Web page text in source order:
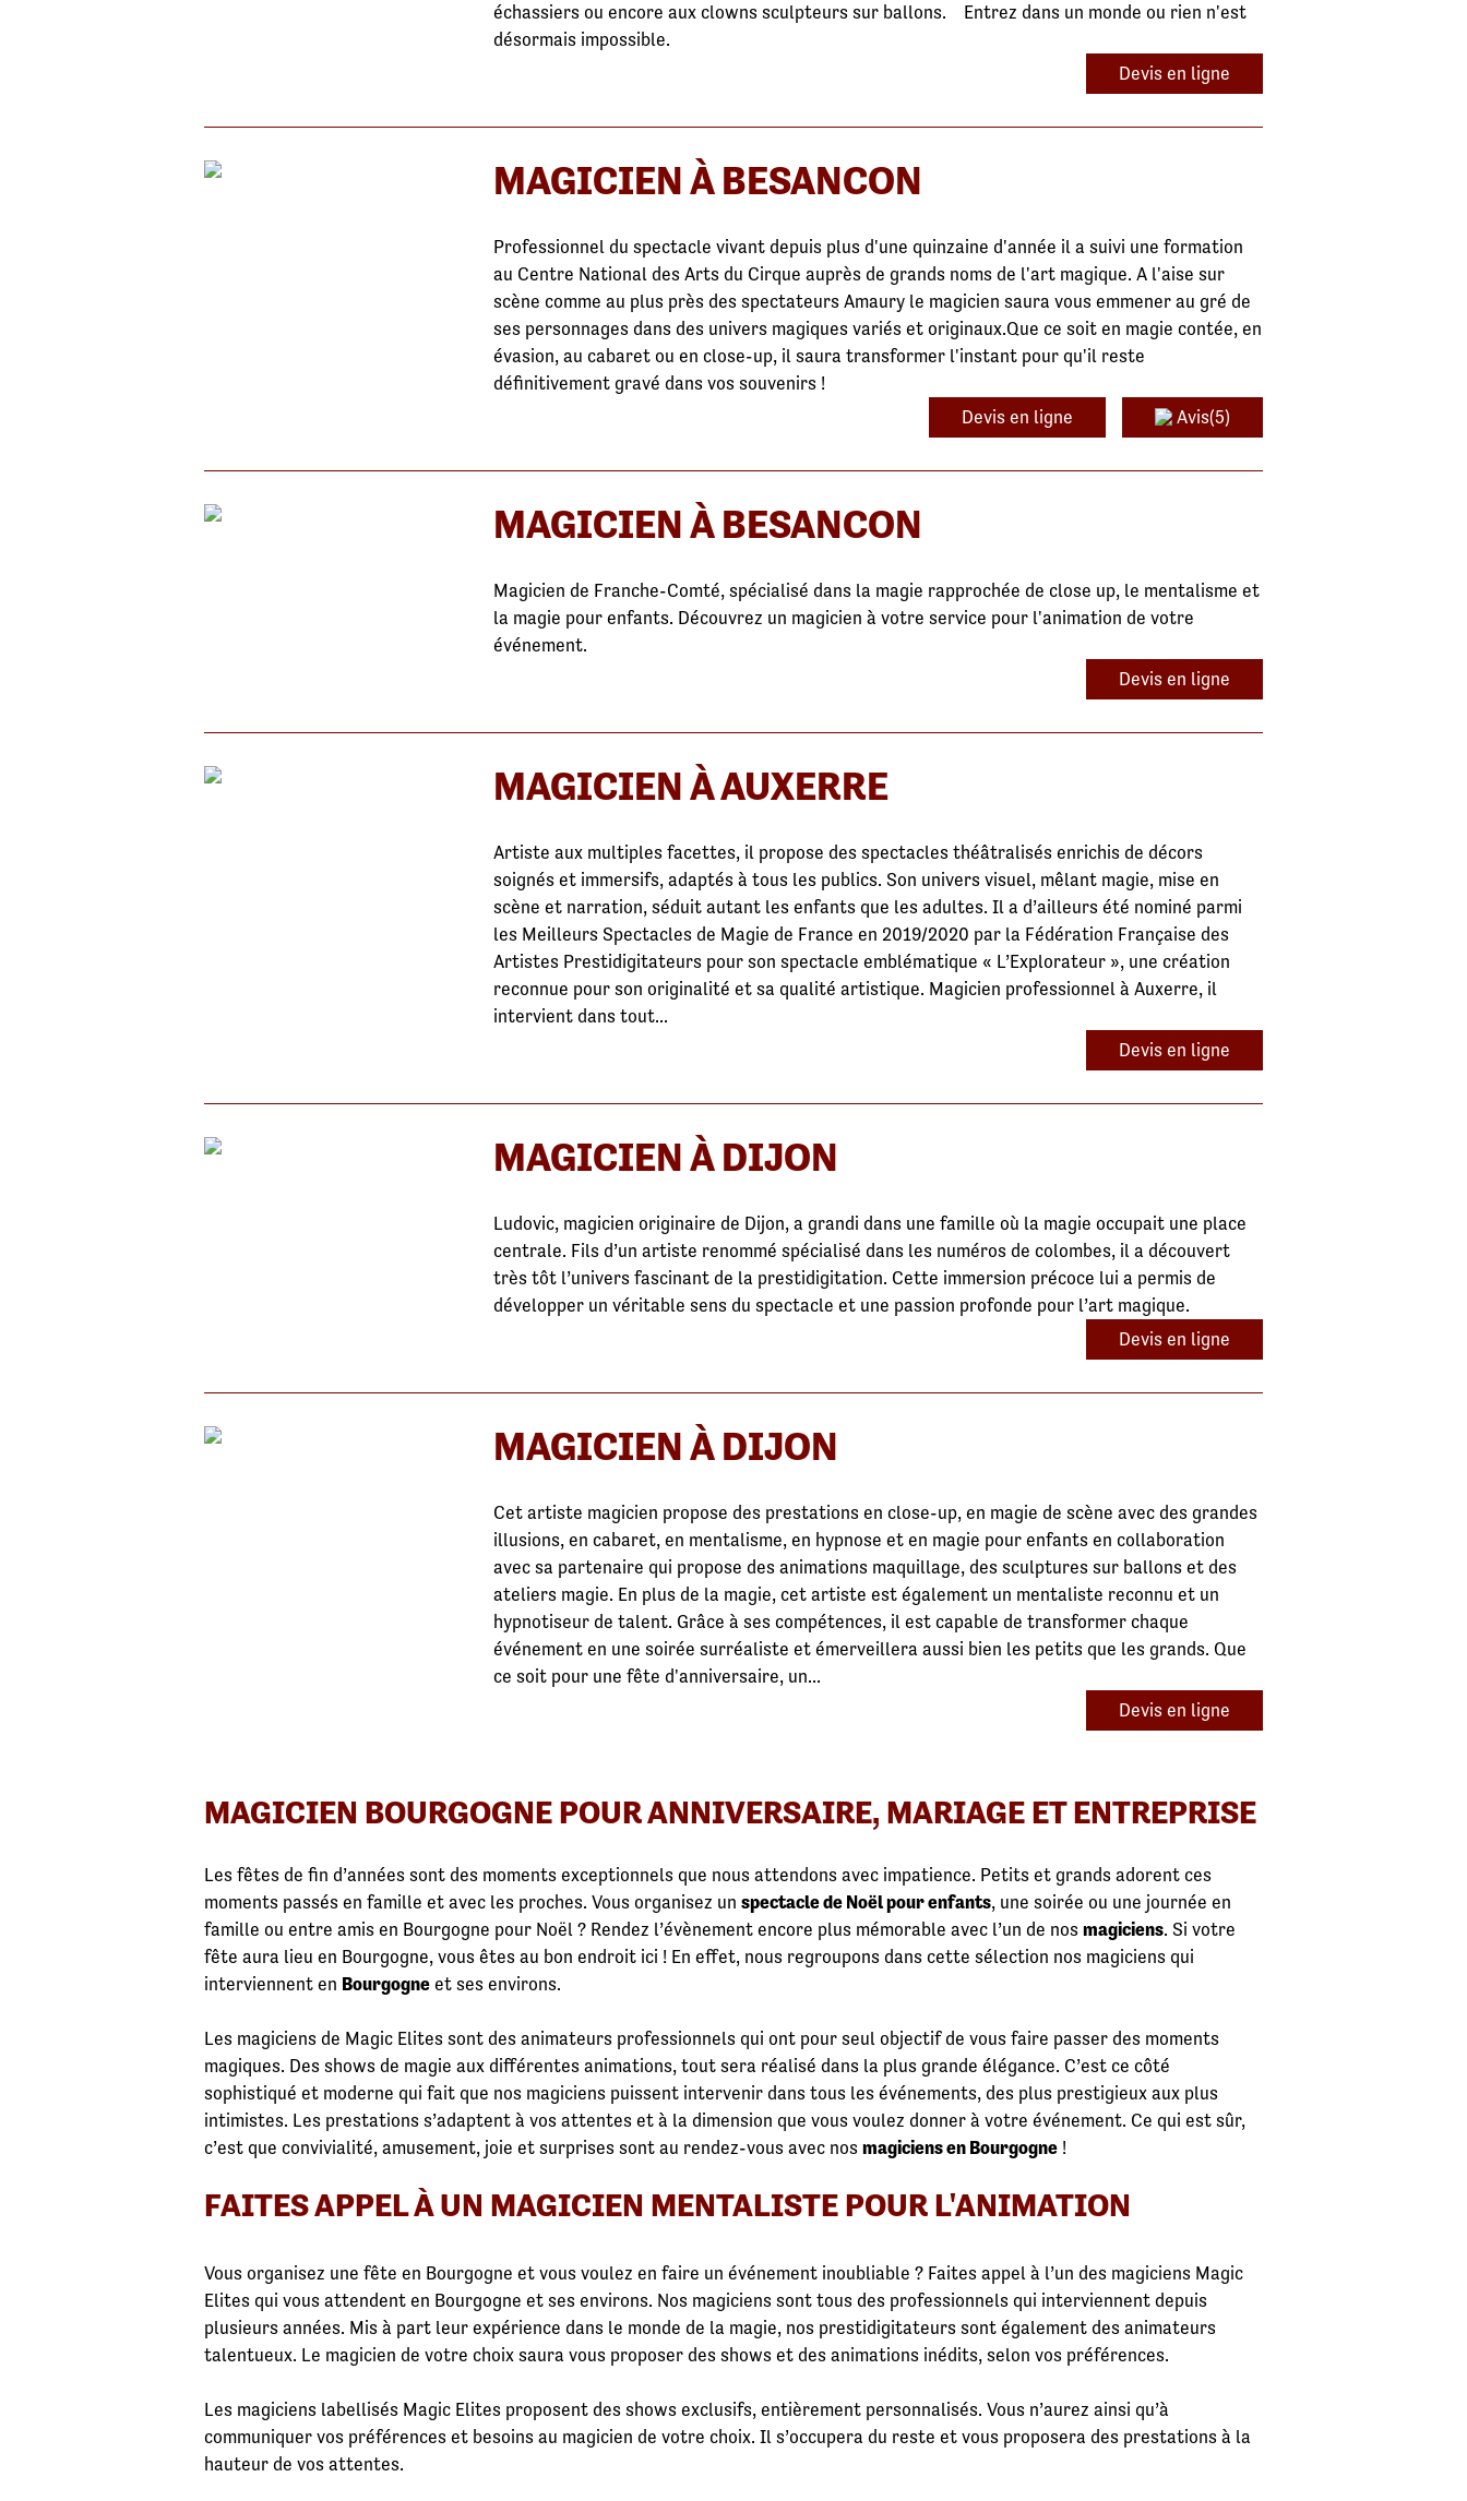
échassiers ou encore aux clowns sculpteurs sur ballons. Entrez dans un monde ou rien n'est
désormais impossible.
Devis en ligne
MAGICIEN À BESANCON
Professionnel du spectacle vivant depuis plus d'une quinzaine d'année il a suivi une formation
au Centre National des Arts du Cirque auprès de grands noms de l'art magique. A l'aise sur
scène comme au plus près des spectateurs Amaury le magicien saura vous emmener au gré de
ses personnages dans des univers magiques variés et originaux.Que ce soit en magie contée, en
évasion, au cabaret ou en close-up, il saura transformer l'instant pour qu'il reste
définitivement gravé dans vos souvenirs !
Devis en ligne
Avis(5)
MAGICIEN À BESANCON
Magicien de Franche-Comté, spécialisé dans la magie rapprochée de close up, le mentalisme et
la magie pour enfants. Découvrez un magicien à votre service pour l'animation de votre
événement.
Devis en ligne
MAGICIEN À AUXERRE
Artiste aux multiples facettes, il propose des spectacles théâtralisés enrichis de décors
soignés et immersifs, adaptés à tous les publics. Son univers visuel, mêlant magie, mise en
scène et narration, séduit autant les enfants que les adultes. Il a d’ailleurs été nominé parmi
les Meilleurs Spectacles de Magie de France en 2019/2020 par la Fédération Française des
Artistes Prestidigitateurs pour son spectacle emblématique « L’Explorateur », une création
reconnue pour son originalité et sa qualité artistique. Magicien professionnel à Auxerre, il
intervient dans tout...
Devis en ligne
MAGICIEN À DIJON
Ludovic, magicien originaire de Dijon, a grandi dans une famille où la magie occupait une place
centrale. Fils d’un artiste renommé spécialisé dans les numéros de colombes, il a découvert
très tôt l’univers fascinant de la prestidigitation. Cette immersion précoce lui a permis de
développer un véritable sens du spectacle et une passion profonde pour l’art magique.
Devis en ligne
MAGICIEN À DIJON
Cet artiste magicien propose des prestations en close-up, en magie de scène avec des grandes
illusions, en cabaret, en mentalisme, en hypnose et en magie pour enfants en collaboration
avec sa partenaire qui propose des animations maquillage, des sculptures sur ballons et des
ateliers magie. En plus de la magie, cet artiste est également un mentaliste reconnu et un
hypnotiseur de talent. Grâce à ses compétences, il est capable de transformer chaque
événement en une soirée surréaliste et émerveillera aussi bien les petits que les grands. Que
ce soit pour une fête d'anniversaire, un...
Devis en ligne
MAGICIEN BOURGOGNE POUR ANNIVERSAIRE, MARIAGE ET ENTREPRISE
Les fêtes de fin d’années sont des moments exceptionnels que nous attendons avec impatience. Petits et grands adorent ces
moments passés en famille et avec les proches. Vous organisez un spectacle de Noël pour enfants, une soirée ou une journée en
famille ou entre amis en Bourgogne pour Noël ? Rendez l’évènement encore plus mémorable avec l’un de nos magiciens. Si votre
fête aura lieu en Bourgogne, vous êtes au bon endroit ici ! En effet, nous regroupons dans cette sélection nos magiciens qui
interviennent en Bourgogne et ses environs.
Les magiciens de Magic Elites sont des animateurs professionnels qui ont pour seul objectif de vous faire passer des moments
magiques. Des shows de magie aux différentes animations, tout sera réalisé dans la plus grande élégance. C’est ce côté
sophistiqué et moderne qui fait que nos magiciens puissent intervenir dans tous les événements, des plus prestigieux aux plus
intimistes. Les prestations s’adaptent à vos attentes et à la dimension que vous voulez donner à votre événement. Ce qui est sûr,
c’est que convivialité, amusement, joie et surprises sont au rendez-vous avec nos magiciens en Bourgogne !
FAITES APPEL À UN MAGICIEN MENTALISTE POUR L'ANIMATION
Vous organisez une fête en Bourgogne et vous voulez en faire un événement inoubliable ? Faites appel à l’un des magiciens Magic
Elites qui vous attendent en Bourgogne et ses environs. Nos magiciens sont tous des professionnels qui interviennent depuis
plusieurs années. Mis à part leur expérience dans le monde de la magie, nos prestidigitateurs sont également des animateurs
talentueux. Le magicien de votre choix saura vous proposer des shows et des animations inédits, selon vos préférences.
Les magiciens labellisés Magic Elites proposent des shows exclusifs, entièrement personnalisés. Vous n’aurez ainsi qu’à
communiquer vos préférences et besoins au magicien de votre choix. Il s’occupera du reste et vous proposera des prestations à la
hauteur de vos attentes.